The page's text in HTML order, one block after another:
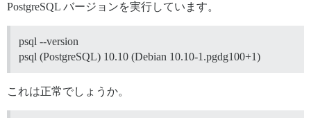
PostgreSQL バージョンを実行しています。
psql --version
psql (PostgreSQL) 10.10 (Debian 10.10-1.pgdg100+1)
これは正常でしょうか。